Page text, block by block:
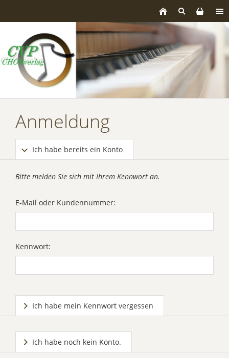
Anmeldung
Ich habe bereits ein Konto
Bitte melden Sie sich mit Ihrem Kennwort an.
E-Mail oder Kundennummer:
Kennwort:
Ich habe mein Kennwort vergessen
Ich habe noch kein Konto.